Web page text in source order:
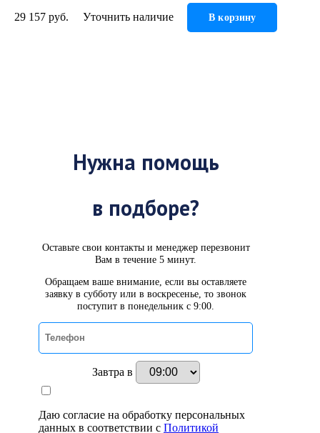
29 157 руб. Уточнить наличие В корзину
Нужна помощь
в подборе?
Оставьте свои контакты и менеджер перезвонит
Вам в течение 5 минут.
Обращаем ваше внимание, если вы оставляете
заявку в субботу или в воскресенье, то звонок
поступит в понедельник с 9:00.
Завтра в
Даю согласие на обработку персональных
данных в соответствии с Политикой